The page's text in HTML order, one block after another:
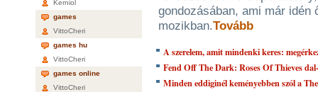
Kerniol
games
VittoCheri
games hu
VittoCheri
games online
VittoCheri
gondozásában, ami már idén
mozikban.Tovább
A szerelem, amit mindenki keres:
Fend Off The Dark: Roses Of Thieves
Minden eddiginél keményebben szól a